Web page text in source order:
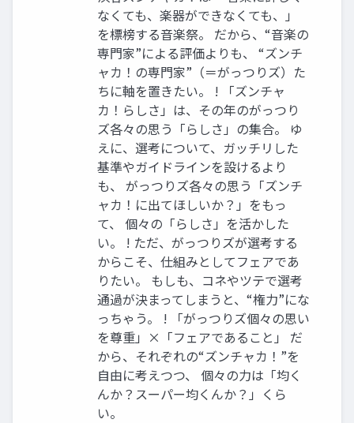
なくても、楽器ができなくても、」
を標榜する音楽祭。 だから、“音楽の
専門家”による評価よりも、 “ズンチ
ャカ！の専門家”（＝がっつりズ）た
ちに軸を置きたい。 ! 「ズンチャ
カ！らしさ」は、その年のがっつり
ズ各々の思う「らしさ」の集合。 ゆ
えに、選考について、ガッチリした
基準やガイドラインを設けるより
も、 がっつりズ各々の思う「ズンチ
ャカ！に出てほしいか？」をもっ
て、 個々の「らしさ」を活かした
い。 ! ただ、がっつりズが選考する
からこそ、仕組みとしてフェアであ
りたい。 もしも、コネやツテで選考
通過が決まってしまうと、“権力”にな
っちゃう。 ! 「がっつりズ個々の思い
を尊重」×「フェアであること」 だ
から、それぞれの“ズンチャカ！”を
自由に考えつつ、 個々の力は「均く
んか？スーパー均くんか？」くら
い。